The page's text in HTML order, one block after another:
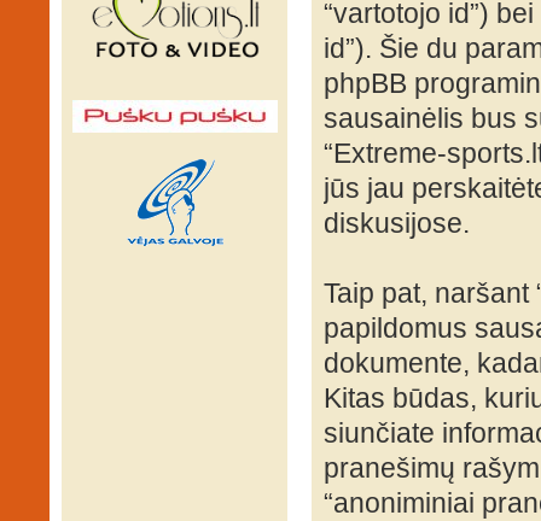
“vartotojo id”)
id”). Šie du
phpBB
sausainėlis bus
“Extreme-
jūs jau
diskusijose.
Taip pat, naršant
papildomus
dokumente,
Kitas būdas,
siunčiate
pranešimų
“anoniminiai